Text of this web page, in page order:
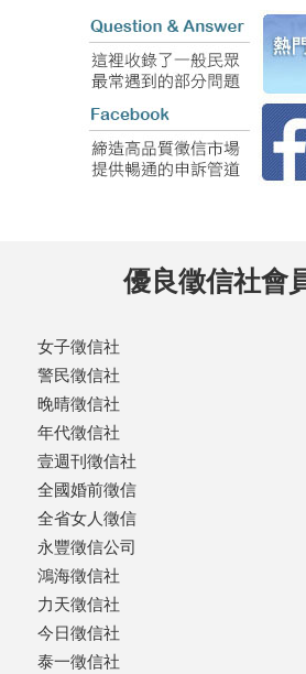
優良徵信社會
女子徵信社
警民徵信社
晚晴徵信社
年代徵信社
壹週刊徵信社
全國婚前徵信
全省女人徵信
永豐徵信公司
鴻海徵信社
力天徵信社
今日徵信社
泰一徵信社